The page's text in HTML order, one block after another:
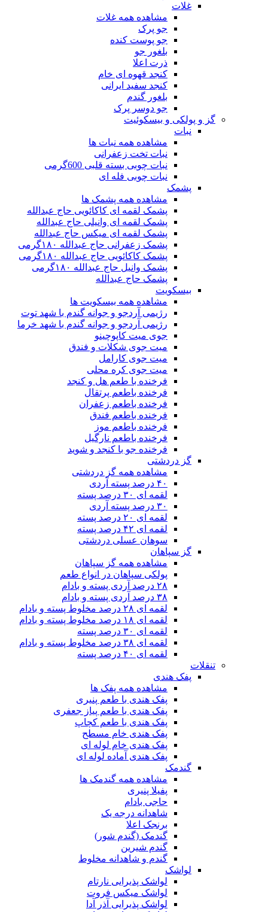
غلات
مشاهده همه غلات
جو پرک
جو پوست کنده
بلغور جو
ذرت اعلا
کنجد قهوه ای خام
کنجد سفید ایرانی
بلغور گندم
جو دوسر پرک
گز و پولکی و بیسکوئیت
نبات
مشاهده همه نبات ها
نبات تخت زعفرانی
نبات چوبی بسته قلبی 600گرمی
نبات چوبی فله ای
پشمک
مشاهده همه پشمک ها
پشمک لقمه ای کاکائویی حاج عبدالله
پشمک لقمه ای وانیلی حاج عبدالله
پشمک لقمه ای میکس حاج عبدالله
پشمک زعفرانی حاج عبدالله ۱۸۰گرمی
پشمک کاکائویی حاج عبدالله ۱۸۰گرمی
پشمک وانیل حاج عبدالله ۱۸۰گرمی
پشمک حاج عبدالله
بیسکویت
مشاهده همه بیسکویت ها
رژیمی آردجو و جوانه گندم با شهد توت
رژیمی آردجو و جوانه گندم با شهد خرما
جوی میت کاپوچینو
میت جوی شکلات و فندق
میت جوی کارامل
میت جوی کره محلی
فرخنده با طعم هل و کنجد
فرخنده باطعم پرتقال
فرخنده باطعم زعفران
فرخنده باطعم فندق
فرخنده باطعم موز
فرخنده باطعم نارگیل
فرخنده جو با کنجد و شوید
گز دردشتی
مشاهده همه گز دردشتی
۴۰ درصد پسته آردی
لقمه ای ۳۰ درصد پسته
۳۰ درصد پسته آردی
لقمه ای ۲۰ درصد پسته
لقمه ای ۴۲ درصد پسته
سوهان عسلی دردشتی
گز سپاهان
مشاهده همه گز سپاهان
پولکی سپاهان در انواع طعم
۲۸ درصد آردی پسته و بادام
۳۸ درصد آردی پسته و بادام
لقمه ای ۲۸ درصد مخلوط پسته و بادام
لقمه ای ۱۸ درصد مخلوط پسته و بادام
لقمه ای ۳۰ درصد پسته
لقمه ای ۳۸ درصد مخلوط پسته و بادام
لقمه ای ۴۰ درصد پسته
تنقلات
پفک هندی
مشاهده همه پفک ها
پفک هندی با طعم پنیری
پفک هندی با طعم پیاز جعفری
پفک هندی با طعم کچاپ
پفک هندی خام مسطح
پفک هندی خام لوله ای
پفک هندی آماده لوله ای
گندمک
مشاهده همه گندمک ها
پفیلا پنیری
حاجی بادام
شاهدانه درجه یک
برنجک اعلا
گندمک (گندم شور)
گندم شیرین
گندم و شاهدانه مخلوط
لواشک
لواشک پذیرایی نارتام
لواشک میکس فروت
لواشک پذیرایی آذر آدا